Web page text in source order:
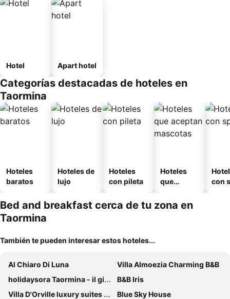
Hotel Apart hotel
Categorías destacadas de hoteles en
Taormina
Hoteles
baratos
Hoteles de
lujo
Hoteles
con pileta
Hoteles
que
mascotas
con
Bed and breakfast cerca de tu zona en
Taormina
También te pueden interesar estos hoteles...
Al Chiaro Di Luna
Villa Almoezia Charming B&B
holidaysora Taormina - il giardino di Graziella
B&B Iris
Villa D'Orville luxury suites Taormina
Blue Sky House